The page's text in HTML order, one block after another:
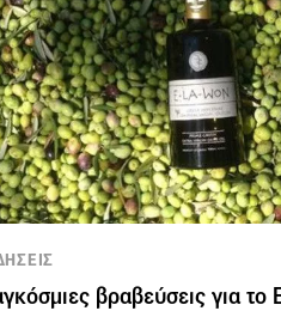
βραβεύσεις για το